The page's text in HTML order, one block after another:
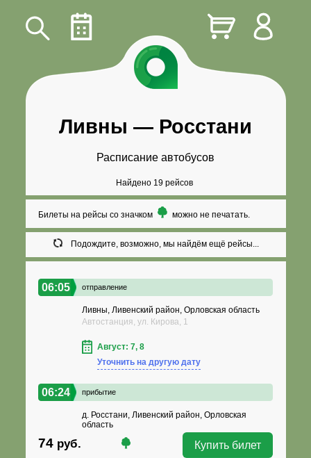
Ливны — Росстани
Расписание автобусов
Найдено 19 рейсов
Билеты на рейсы со значком можно не печатать.
Подождите, возможно, мы найдём ещё рейсы...
06:05 отправление
Ливны, Ливенский район, Орловская область
Автостанция, ул. Кирова, 1
Август: 7, 8
Уточнить на другую дату
06:24 прибытие
д. Росстани, Ливенский район, Орловская
область
74 руб. Купить билет